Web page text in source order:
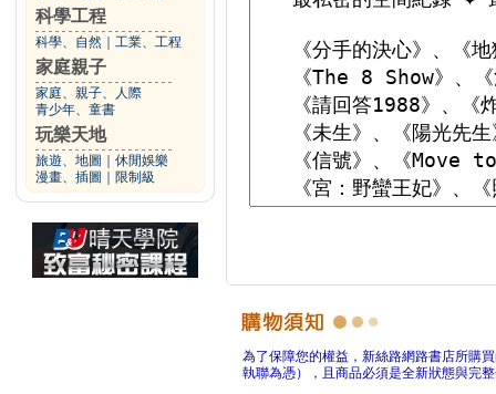
科學工程
科學、自然 工業、工程
家庭親子
家庭、親子、人際
青少年、童書
玩樂天地
旅遊、地圖
休閒娛樂
漫畫、插圖
限制級
為了保障您的權益，新絲路網路書店所購
執聯為憑），且商品必須是全新狀態與完